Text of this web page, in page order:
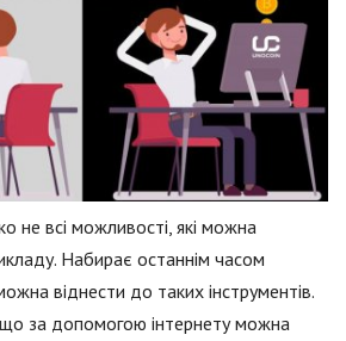
не всі можливості, які можна
Набирає останнім часом
віднести до таких інструментів.
що за допомогою інтернету можна